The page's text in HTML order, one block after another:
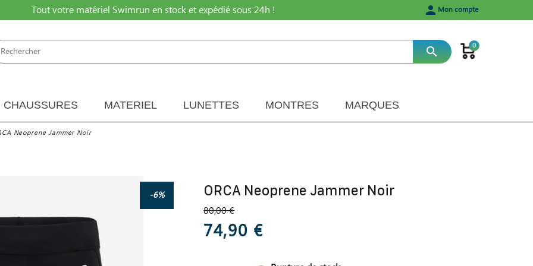
Tout votre matériel Swimrun en stock et expédié sous 24h ! person Mon compte
search 0
CHAUSSURES MATERIEL LUNETTES MONTRES MARQUES
Neoprene Jammer Noir
-6% ORCA Neoprene Jammer Noir
80,00 €
74,90 €